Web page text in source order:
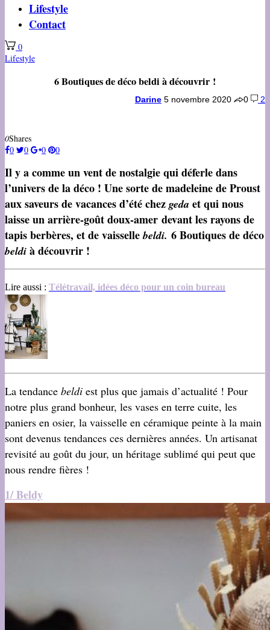
Lifestyle
Contact
0
Lifestyle
6 Boutiques de déco beldi à découvrir !
Darine 5 novembre 2020 0 2
0Shares
0
0 0 0
Il y a comme un vent de nostalgie qui déferle dans
l’univers de la déco ! Une sorte de madeleine de Proust
aux saveurs de vacances d’été chez geda et qui nous
laisse un arrière-goûtdoux-amer devant les rayons de
tapis berbères, et de vaissellebeldi. 6 Boutiques de déco
beldi à découvrir !
Lire aussi : Télétravail, idées déco pour un coin bureau
La tendance beldi est plus que jamais d’actualité ! Pour
notre plus grand bonheur, les vases en terre cuite, les
paniers en osier, la vaisselle en céramique peinte à la main
sont devenus tendances ces dernières années. Un artisanat
revisité au goût du jour, un héritage sublimé qui peut que
nous rendre fières !
1/ Beldy